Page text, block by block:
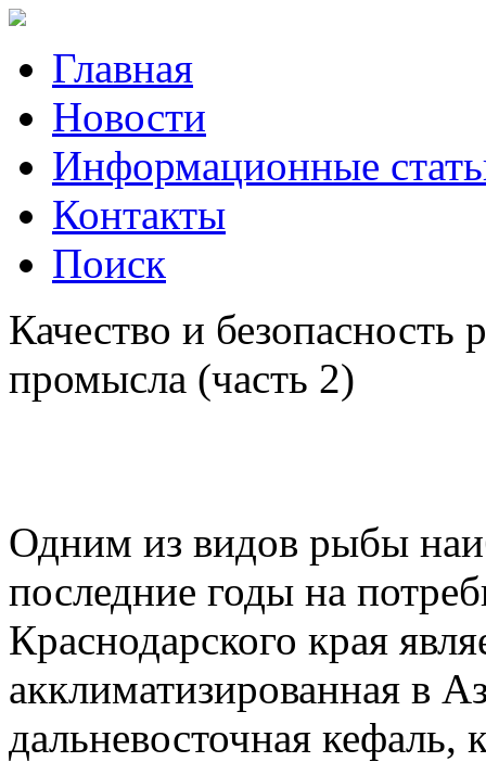
Главная
Новости
Информационные
Контакты
Поиск
Качество и
промысла (часть 2)
Одним из видов рыбы
последние годы на
Краснодарского края
акклиматизированная в
дальневосточная кефаль,